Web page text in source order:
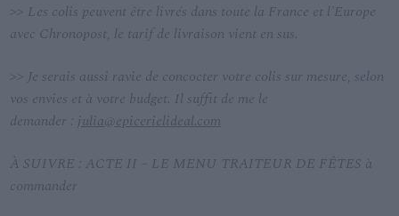
>> Les colis peuvent être livrés dans toute la France et l’Europe
avec Chronopost, le tarif de livraison vient en sus.
>> Je serais aussi ravie de concocter votre colis sur mesure, selon
vos envies et à votre budget. Il suffit de me le
demander : julia@epicerielideal.com
À SUIVRE : ACTE II – LE MENU TRAITEUR DE FÊTES à
commander